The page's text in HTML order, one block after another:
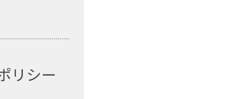
リシー